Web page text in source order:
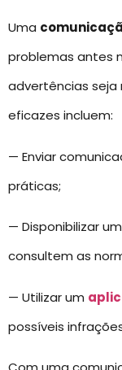
Uma
problemas antes
advertências seja
eficazes incluem:
— Enviar
práticas;
— Disponibilizar
consultem as
— Utilizar um
possíveis